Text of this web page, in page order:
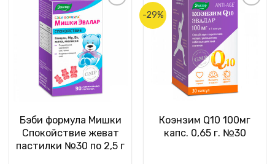
Бэби формула Мишки
Спокойствие жеват
пастилки №30 по 2,5 г
-29%
Коэнзим Q10 100мг
капс. 0,65 г. №30